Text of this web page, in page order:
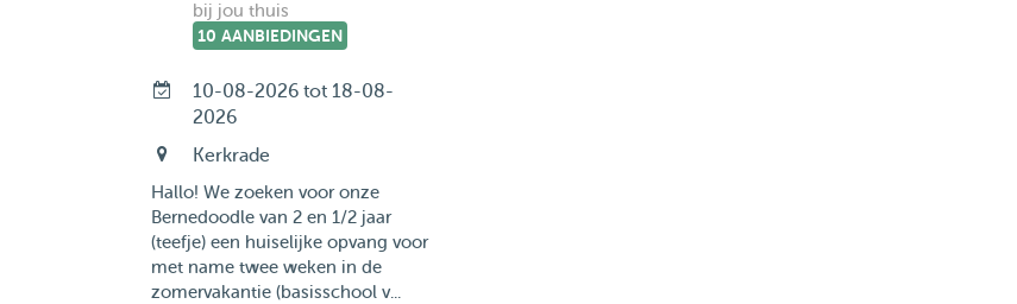
bij jou thuis
10 AANBIEDINGEN
10-08-2026 tot 18-08-
2026
Kerkrade
Hallo! We zoeken voor onze
Bernedoodle van 2 en 1/2 jaar
(teefje) een huiselijke opvang voor
met name twee weken in de
zomervakantie (basisschool v...